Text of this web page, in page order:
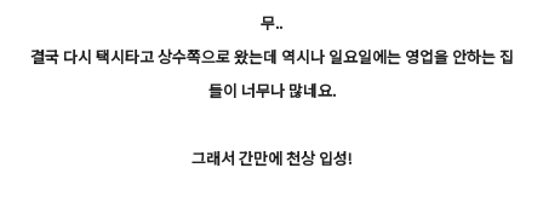
무..
결국 다시 택시타고 상수쪽으로 왔는데 역시나 일요일에는 영업을 안하는 집
들이 너무나 많네요.
그래서 간만에 천상 입성!